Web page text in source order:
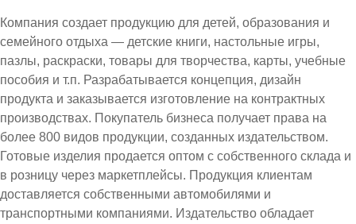
Компания создает продукцию для детей, образования и
семейного отдыха — детские книги, настольные игры,
пазлы, раскраски, товары для творчества, карты, учебные
пособия и т.п. Разрабатывается концепция, дизайн
продукта и заказывается изготовление на контрактных
производствах. Покупатель бизнеса получает права на
более 800 видов продукции, созданных издательством.
Готовые изделия продается оптом с собственного склада и
в розницу через маркетплейсы. Продукция клиентам
доставляется собственными автомобилями и
транспортными компаниями. Издательство обладает